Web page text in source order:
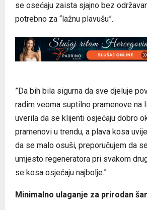
se osećaju zaista sjajno bez
potrebno za “lažnu plavušu”.
”Da bih bila sigurna da sve djeluje
radim veoma suptilno pramenove na
uverila da se klijenti osjećaju dobro
pramenovi u trendu, a plava kosa
da se malo osuši, preporučujem da
umjesto regeneratora pri svakom
se kosa osjećaju najbolje.”
Minimalno ulaganje za prirodan